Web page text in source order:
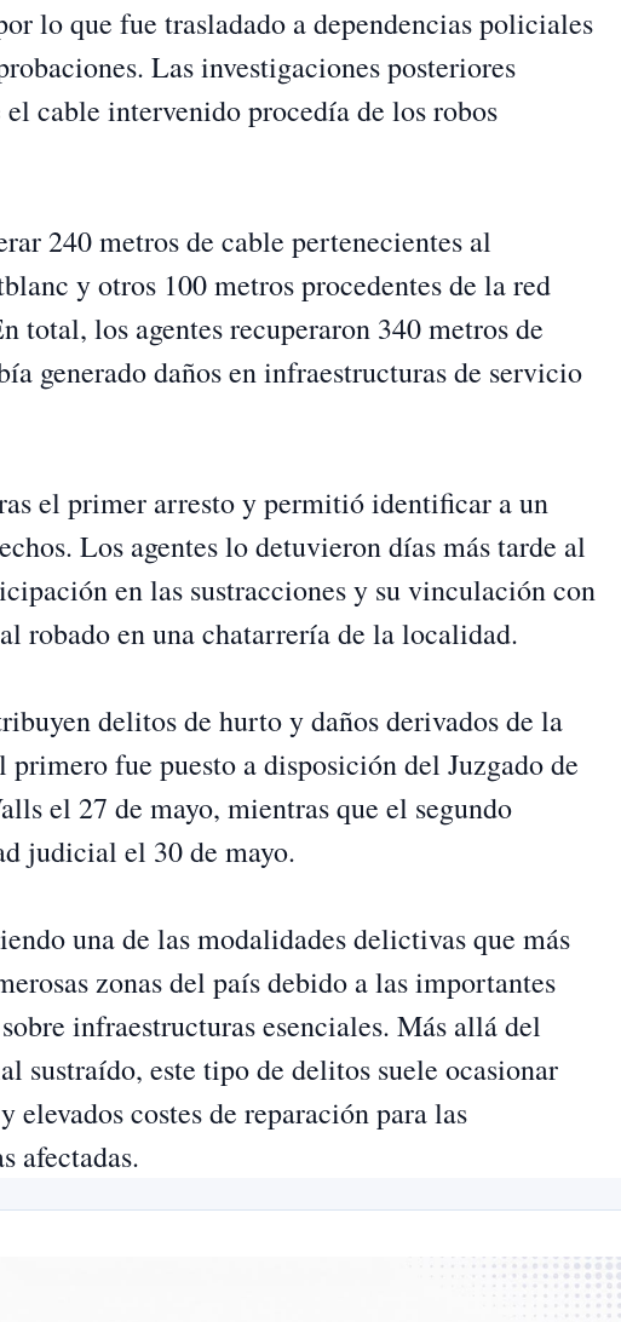
lo que fue trasladado a dependencias policiales
Las investigaciones posteriores
cable intervenido procedía de los robos
240 metros de cable pertenecientes al
y otros 100 metros procedentes de la red
los agentes recuperaron 340 metros de
generado daños en infraestructuras de servicio
el primer arresto y permitió identificar a un
Los agentes lo detuvieron días más tarde al
en las sustracciones y su vinculación con
robado en una chatarrería de la localidad.
delitos de hurto y daños derivados de la
fue puesto a disposición del Juzgado de
el 27 de mayo, mientras que el segundo
judicial el 30 de mayo.
una de las modalidades delictivas que más
zonas del país debido a las importantes
infraestructuras esenciales. Más allá del
sustraído, este tipo de delitos suele ocasionar
costes de reparación para las
afectadas.